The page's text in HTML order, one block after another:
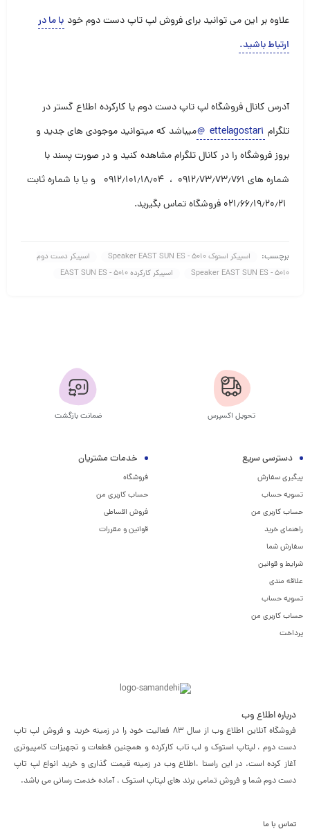
علاوه بر این می توانید برای فروش لپ تاپ دست دوم خود با ما در
ارتباط باشید.
آدرس کانال فروشگاه لپ تاپ دست دوم یا کارکرده اطلاع گستر در
تلگرام ettelagostar1
@میباشد که میتوانید موجودی های جدید و
بروز فروشگاه را در کانال تلگرام مشاهده کنید و در صورت پسند با
شماره های ۰۹۱۲٫۷۳٫۷۳٫۷۶۱ ، ۰۹۱۲٫۱۰۱٫۱۸٫۰۴ و یا با شماره ثابت
برچسب: اسپیکر استوک Speaker EAST SUN ES - 5010
اسپیکر دست دوم
Speaker EAST SUN ES - 5010
اسپیکر کارکرده EAST SUN ES - 5010
تحویل اکسپرس ضمانت بازگشت
دسترسی سریع
پیگیری سفارش
تسویه حساب
حساب کاربری من
راهنمای خرید
سفارش شما
شرایط و قوانین
علاقه مندی
تسویه حساب
حساب کاربری من
پرداخت
خدمات مشتریان
فروشگاه
حساب کاربری من
فروش اقساطی
قوانین و مقررات
درباره اطلاع وب
فروشگاه آنلاین اطلاع وب از سال 83 فعالیت خود را در زمینه خرید و فروش لپ تاپ
دست دوم ، لپتاپ استوک و لب تاب کارکرده و همچنین قطعات و تجهیزات کامپیوتری
آغاز کرده است. در این راستا ،‌اطلاع وب در زمینه قیمت گذاری و خرید انواع لپ تاپ
دست دوم شما و فروش تمامی برند های لپتاپ استوک ، آماده خدمت رسانی می باشد.
تماس با ما